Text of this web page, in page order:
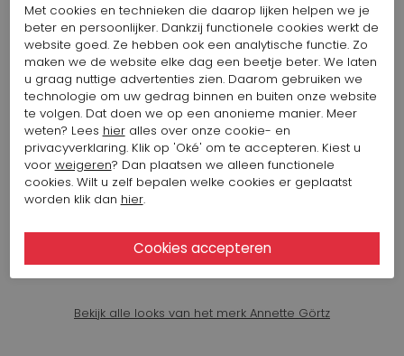
ANNETTE GÖRTZ BROEK 60 GREY
42500
Artikelnummer: 15760-1005
Kleur: Blauw
472,65 $
236,32 $
KENNEL & SCHMENGER SANDAAL
BABY BLUE 111126-0010
Artikelnummer: 15812-1041
306,24 $
Bekijk alle looks van het merk Annette Görtz
Met cookies en technieken die daarop lijken helpen we je
beter en persoonlijker. Dankzij functionele cookies werkt de
website goed. Ze hebben ook een analytische functie. Zo
maken we de website elke dag een beetje beter. We laten
u graag nuttige advertenties zien. Daarom gebruiken we
technologie om uw gedrag binnen en buiten onze website
te volgen. Dat doen we op een anonieme manier. Meer
weten? Lees hieralles over onze cookie- en
privacyverklaring. Klik op 'Oké' om te accepteren. Kiest u
voor weigeren? Dan plaatsen we alleen functionele
cookies. Wilt u zelf bepalen welke cookies er geplaatst
worden klik dan hier.